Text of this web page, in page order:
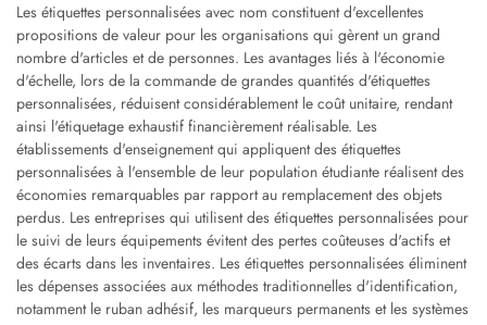
Les étiquettes personnalisées avec nom constituent d'excellentes
propositions de valeur pour les organisations qui gèrent un grand
nombre d'articles et de personnes. Les avantages liés à l'économie
d'échelle, lors de la commande de grandes quantités d'étiquettes
personnalisées, réduisent considérablement le coût unitaire, rendant
ainsi l'étiquetage exhaustif financièrement réalisable. Les
établissements d'enseignement qui appliquent des étiquettes
personnalisées à l'ensemble de leur population étudiante réalisent des
économies remarquables par rapport au remplacement des objets
perdus. Les entreprises qui utilisent des étiquettes personnalisées pour
le suivi de leurs équipements évitent des pertes coûteuses d'actifs et
des écarts dans les inventaires. Les étiquettes personnalisées éliminent
les dépenses associées aux méthodes traditionnelles d'identification,
notamment le ruban adhésif, les marqueurs permanents et les systèmes